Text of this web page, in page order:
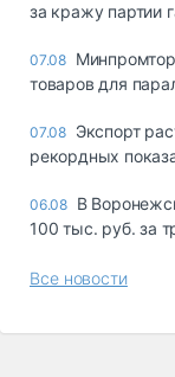
за кражу партии
07.08
товаров для
07.08 Экспорт
рекордных
06.08 В
100 тыс. руб. за
Все новости